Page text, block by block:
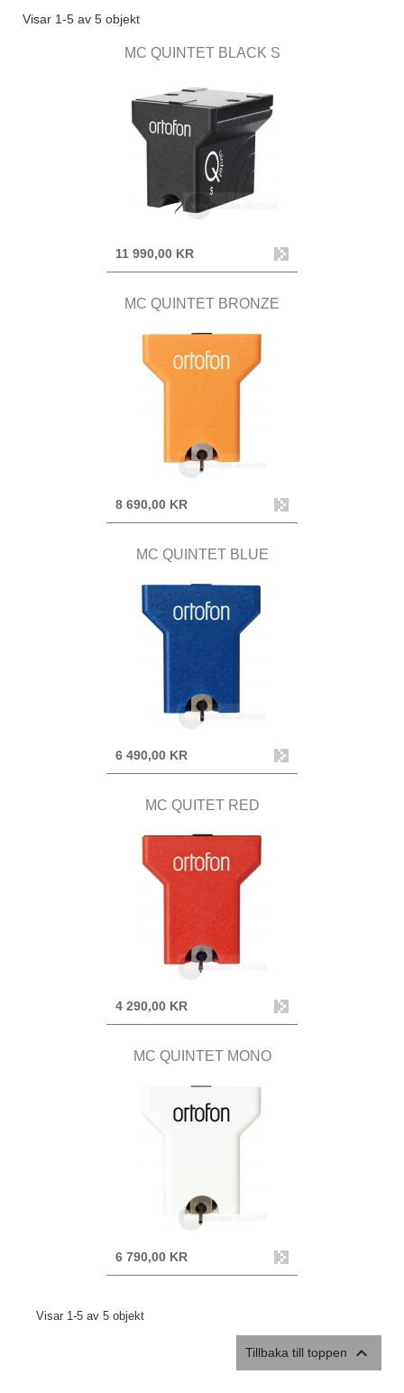
Visar 1-5 av 5 objekt
MC QUINTET BLACK S
11 990,00 KR
MC QUINTET BRONZE
8 690,00 KR
MC QUINTET BLUE
6 490,00 KR
MC QUITET RED
4 290,00 KR
MC QUINTET MONO
6 790,00 KR
Visar 1-5 av 5 objekt
Tillbaka till toppen 